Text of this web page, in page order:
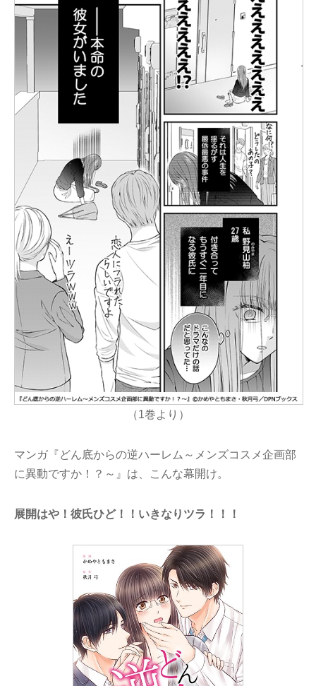
（1巻より）
マンガ『どん底からの逆ハーレム～メンズコスメ企画部
に異動ですか！？～』は、こんな幕開け。
展開はや！彼氏ひど！！いきなりツラ！！！